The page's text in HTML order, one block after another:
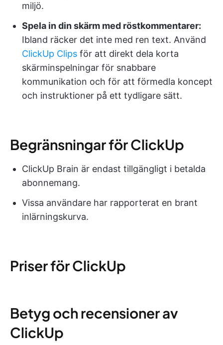
miljö.
Spela in din skärm med röstkommentarer:
Ibland räcker det inte med ren text. Använd
ClickUp Clips för att direkt dela korta
skärminspelningar för snabbare
kommunikation och för att förmedla koncept
och instruktioner på ett tydligare sätt.
Begränsningar för ClickUp
ClickUp Brain är endast tillgängligt i betalda
abonnemang.
Vissa användare har rapporterat en brant
inlärningskurva.
Priser för ClickUp
Betyg och recensioner av
ClickUp